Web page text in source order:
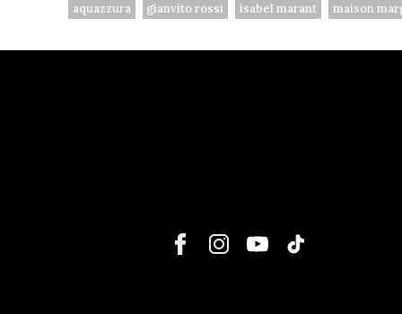
aquazzura gianvito rossi isabel marant maison